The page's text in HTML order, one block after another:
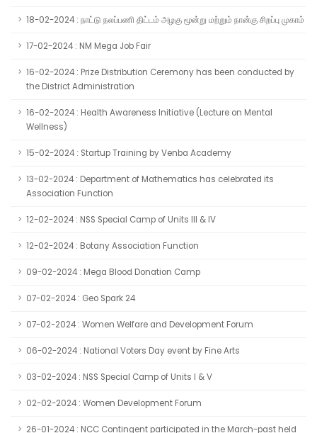
18-02-2024 : நாட்டு நலப்பணி திட்டம் அழகு மூன்று மற்றும் நான்கு சிறப்பு முகாம்
17-02-2024 : NM Mega Job Fair
16-02-2024 : Prize Distribution Ceremony has been conducted by
the District Administration
16-02-2024 : Health Awareness Initiative (Lecture on Mental
Wellness)
15-02-2024 : Startup Training by Venba Academy
13-02-2024 : Department of Mathematics has celebrated its
Association Function
12-02-2024 : NSS Special Camp of Units III & IV
12-02-2024 : Botany Association Function
09-02-2024 : Mega Blood Donation Camp
07-02-2024 : Geo Spark 24
07-02-2024 : Women Welfare and Development Forum
06-02-2024 : National Voters Day event by Fine Arts
03-02-2024 : NSS Special Camp of Units I & V
02-02-2024 : Women Development Forum
26-01-2024 : NCC Contingent participated in the March-past held